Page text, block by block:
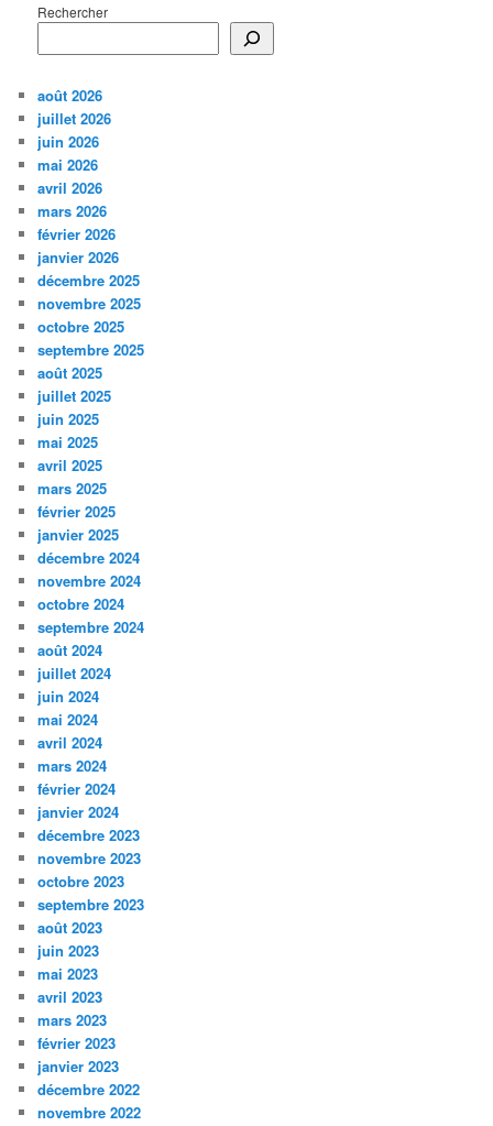
Rechercher
août 2026
juillet 2026
juin 2026
mai 2026
avril 2026
mars 2026
février 2026
janvier 2026
décembre 2025
novembre 2025
octobre 2025
septembre 2025
août 2025
juillet 2025
juin 2025
mai 2025
avril 2025
mars 2025
février 2025
janvier 2025
décembre 2024
novembre 2024
octobre 2024
septembre 2024
août 2024
juillet 2024
juin 2024
mai 2024
avril 2024
mars 2024
février 2024
janvier 2024
décembre 2023
novembre 2023
octobre 2023
septembre 2023
août 2023
juin 2023
mai 2023
avril 2023
mars 2023
février 2023
janvier 2023
décembre 2022
novembre 2022